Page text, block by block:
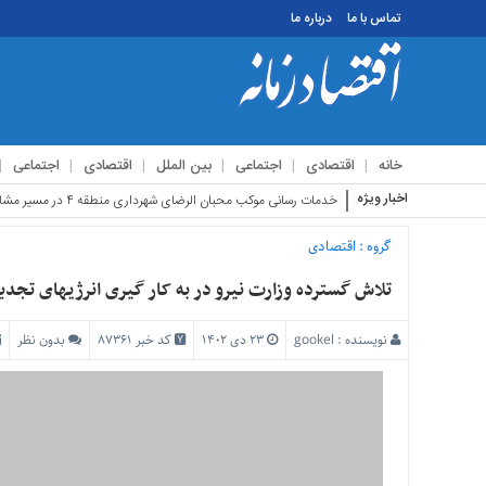
تماس با ما درباره ما
خانه اقتصادی اجتماعی بین الملل اقتصادی اجتماعی
تماس
ما
درباره
اخبار ویژه استقبال زائرین
گروه :اقتصادی
تلاش گسترده وزارت نیرو در به کار گیری انرژیهای
نویسنده : gookel کد خبر 87361 بدون نظر